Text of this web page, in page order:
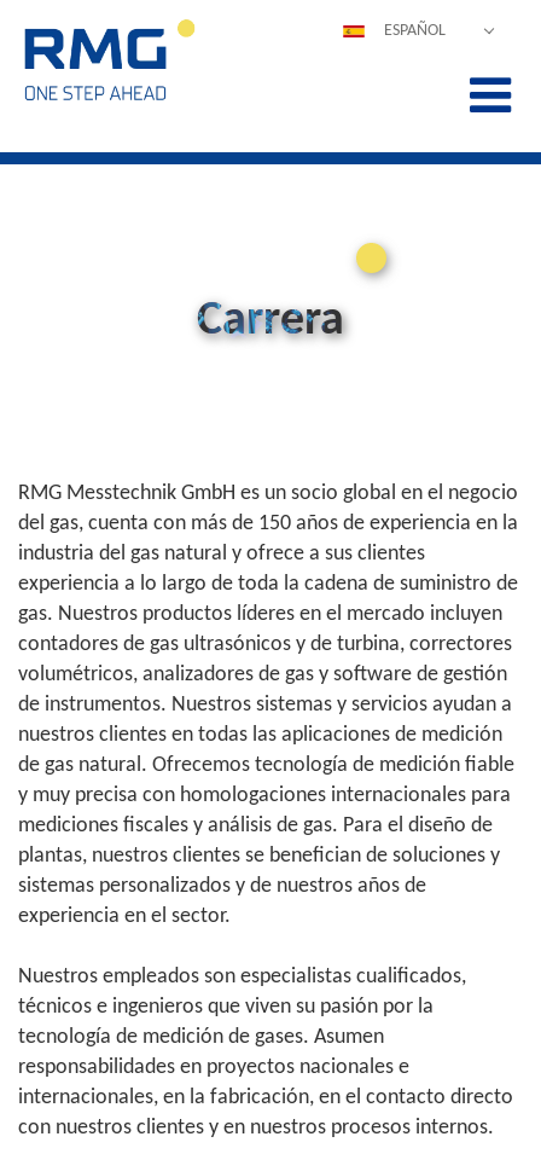
ESPAÑOL
中文
Carrera
RMG Messtechnik GmbH es un socio global en el negocio
del gas, cuenta con más de 150 años de experiencia en la
industria del gas natural y ofrece a sus clientes
experiencia a lo largo de toda la cadena de suministro de
gas. Nuestros productos líderes en el mercado incluyen
contadores de gas ultrasónicos y de turbina, correctores
volumétricos, analizadores de gas y software de gestión
de instrumentos. Nuestros sistemas y servicios ayudan a
nuestros clientes en todas las aplicaciones de medición
de gas natural. Ofrecemos tecnología de medición fiable
y muy precisa con homologaciones internacionales para
mediciones fiscales y análisis de gas. Para el diseño de
plantas, nuestros clientes se benefician de soluciones y
sistemas personalizados y de nuestros años de
experiencia en el sector.
Nuestros empleados son especialistas cualificados,
técnicos e ingenieros que viven su pasión por la
tecnología de medición de gases. Asumen
responsabilidades en proyectos nacionales e
internacionales, en la fabricación, en el contacto directo
con nuestros clientes y en nuestros procesos internos.